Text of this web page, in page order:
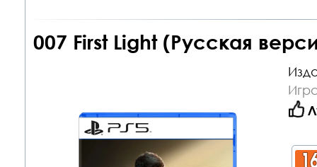
007 First Light (Русская